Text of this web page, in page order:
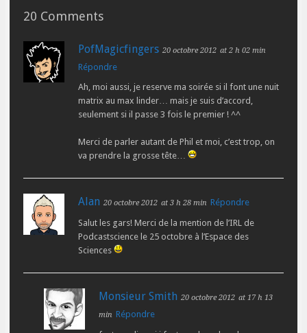
20 Comments
PofMagicfingers 20 octobre 2012 at 2 h 02 min
Répondre
Ah, moi aussi, je reserve ma soirée si il font une nuit
matrix au max linder… mais je suis d’accord,
seulement si il passe 3 fois le premier ! ^^
Merci de parler autant de Phil et moi, c’est trop, on
va prendre la grosse tête…
Alan 20 octobre 2012 at 3 h 28 min Répondre
Salut les gars! Merci de la mention de l’IRL de
Podcastscience le 25 octobre à l’Espace des
Sciences
Monsieur Smith 20 octobre 2012 at 17 h 13
min Répondre